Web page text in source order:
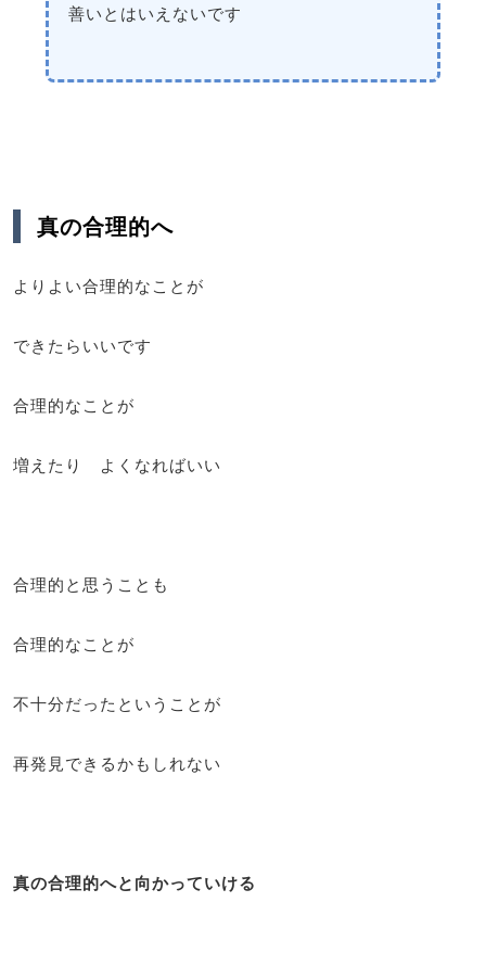
善いとはいえないです
真の合理的へ
よりよい合理的なことが
できたらいいです
合理的なことが
増えたり よくなればいい
合理的と思うことも
合理的なことが
不十分だったということが
再発見できるかもしれない
真の合理的へと向かっていける